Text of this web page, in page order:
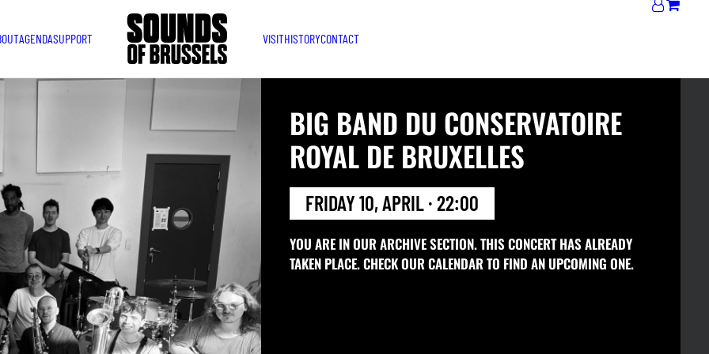
AGENDASUPPORT VISITHISTORYCONTACT
BIG BAND DU CONSERVATOIRE
ROYAL DE BRUXELLES
FRIDAY 10, APRIL · 22:00
YOU ARE IN OUR ARCHIVE SECTION. THIS CONCERT HAS ALREADY
TAKEN PLACE. CHECK OUR CALENDAR TO FIND AN UPCOMING ONE.